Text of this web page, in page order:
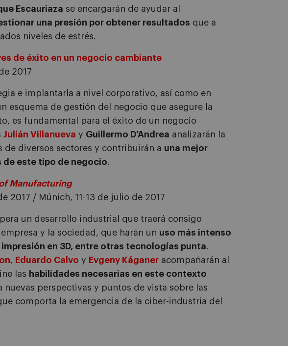
Escauriaza se encargarán de ayudar al
una presión por obtener resultados que a
niveles de estrés.
de éxito en un negocio cambiante
2017
e implantarla a nivel corporativo, así como en
esquema de gestión del negocio que asegure la
es fundamental para el éxito de un negocio
Julián Villanueva y Guillermo D’Andrea analizarán la
diversos sectores y contribuirán a una mejor
de este tipo de negocio.
Manufacturing
2017 / Múnich, 11-13 de julio de 2017
un desarrollo industrial que traerá consigo
y la sociedad, que harán un uso más intenso
en 3D, entre otras tecnologías punta.
, Eduardo Calvo y Evgeny Káganer acompañarán al
las habilidades necesarias en este contexto
nuevas perspectivas y puntos de vista sobre las
comporta la emergencia de la ciber-industria del